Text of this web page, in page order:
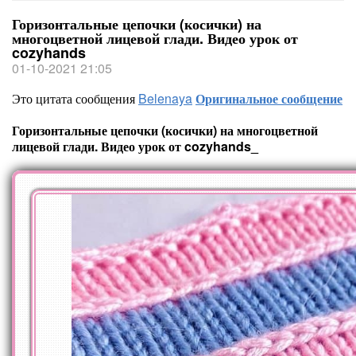
Горизонтальные цепочки (косички) на
многоцветной лицевой глади. Видео урок от
cozyhands
01-10-2021 21:05
Это цитата сообщения BelenayaОригинальное сообщение
Горизонтальные цепочки (косички) на многоцветной
лицевой глади. Видео урок от cozyhands_